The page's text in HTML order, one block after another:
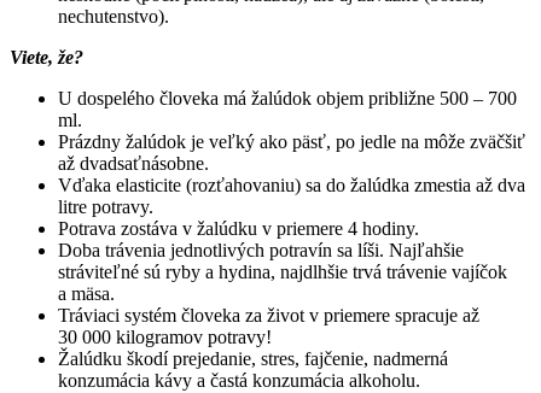
nechutenstvo).
Viete, že?
U dospelého človeka má žalúdok objem približne 500 – 700
ml.
Prázdny žalúdok je veľký ako päsť, po jedle na môže zväčšiť
až dvadsaťnásobne.
Vďaka elasticite (rozťahovaniu) sa do žalúdka zmestia až dva
litre potravy.
Potrava zostáva v žalúdku v priemere 4 hodiny.
Doba trávenia jednotlivých potravín sa líši. Najľahšie
stráviteľné sú ryby a hydina, najdlhšie trvá trávenie vajíčok
a mäsa.
Tráviaci systém človeka za život v priemere spracuje až
30 000 kilogramov potravy!
Žalúdku škodí prejedanie, stres, fajčenie, nadmerná
konzumácia kávy a častá konzumácia alkoholu.